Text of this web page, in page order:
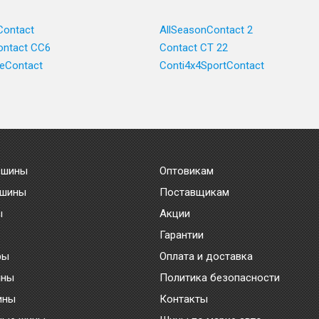
AllSeasonContact 2
CC6 Contact CT 22
Conti4x4SportContact
шины
Оптовикам
Поставщикам
Акции
Гарантии
Оплата и доставка
Политика безопасности
Контакты